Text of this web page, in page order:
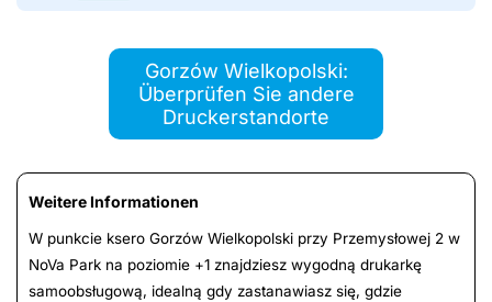
Gorzów Wielkopolski:
Überprüfen Sie andere
Druckerstandorte
Weitere Informationen
W punkcie ksero Gorzów Wielkopolski przy Przemysłowej 2 w
NoVa Park na poziomie +1 znajdziesz wygodną drukarkę
samoobsługową, idealną gdy zastanawiasz się, gdzie